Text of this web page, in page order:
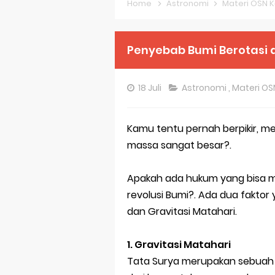
Pembahasan
Bocoran 150
Bencana
Gratis, Pre
Prediksi Soal
Home Astronomi Materi OSN
Penyebab Bumi Berotasi
18 Juli Astronomi , Materi
Kamu tentu pernah berpikir,
massa sangat besar?.
Apakah ada hukum yang bisa
revolusi Bumi?. Ada dua
dan Gravitasi Matahari.
1. Gravitasi Matahari
Tata Surya merupakan